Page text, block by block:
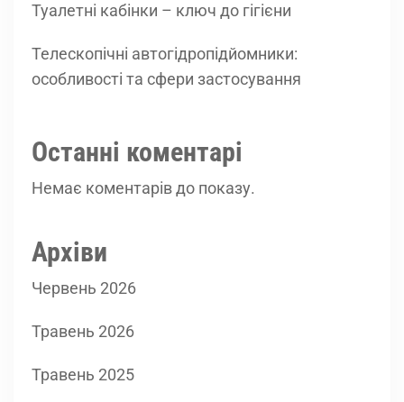
Туалетні кабінки – ключ до гігієни
Телескопічні автогідропідйомники:
особливості та сфери застосування
Останні коментарі
Немає коментарів до показу.
Архіви
Червень 2026
Травень 2026
Травень 2025